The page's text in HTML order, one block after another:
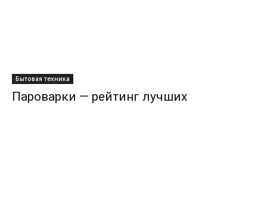
Бытовая техника
Пароварки — рейтинг лучших